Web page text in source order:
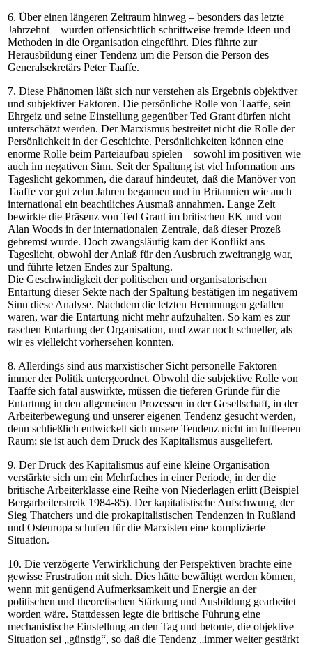
6. Über einen längeren Zeitraum hinweg – besonders das letzte
Jahrzehnt – wurden offensichtlich schrittweise fremde Ideen und
Methoden in die Organisation eingeführt. Dies führte zur
Herausbildung einer Tendenz um die Person die Person des
Generalsekretärs Peter Taaffe.
7. Diese Phänomen läßt sich nur verstehen als Ergebnis objektiver
und subjektiver Faktoren. Die persönliche Rolle von Taaffe, sein
Ehrgeiz und seine Einstellung gegenüber Ted Grant dürfen nicht
unterschätzt werden. Der Marxismus bestreitet nicht die Rolle der
Persönlichkeit in der Geschichte. Persönlichkeiten können eine
enorme Rolle beim Parteiaufbau spielen – sowohl im positiven wie
auch im negativen Sinn. Seit der Spaltung ist viel Information ans
Tageslicht gekommen, die darauf hindeutet, daß die Manöver von
Taaffe vor gut zehn Jahren begannen und in Britannien wie auch
international ein beachtliches Ausmaß annahmen. Lange Zeit
bewirkte die Präsenz von Ted Grant im britischen EK und von
Alan Woods in der internationalen Zentrale, daß dieser Prozeß
gebremst wurde. Doch zwangsläufig kam der Konflikt ans
Tageslicht, obwohl der Anlaß für den Ausbruch zweitrangig war,
und führte letzen Endes zur Spaltung.
Die Geschwindigkeit der politischen und organisatorischen
Entartung dieser Sekte nach der Spaltung bestätigen im negativem
Sinn diese Analyse. Nachdem die letzten Hemmungen gefallen
waren, war die Entartung nicht mehr aufzuhalten. So kam es zur
raschen Entartung der Organisation, und zwar noch schneller, als
wir es vielleicht vorhersehen konnten.
8. Allerdings sind aus marxistischer Sicht personelle Faktoren
immer der Politik untergeordnet. Obwohl die subjektive Rolle von
Taaffe sich fatal auswirkte, müssen die tieferen Gründe für die
Entartung in den allgemeinen Prozessen in der Gesellschaft, in der
Arbeiterbewegung und unserer eigenen Tendenz gesucht werden,
denn schließlich entwickelt sich unsere Tendenz nicht im luftleeren
Raum; sie ist auch dem Druck des Kapitalismus ausgeliefert.
9. Der Druck des Kapitalismus auf eine kleine Organisation
verstärkte sich um ein Mehrfaches in einer Periode, in der die
britische Arbeiterklasse eine Reihe von Niederlagen erlitt (Beispiel
Bergarbeiterstreik 1984-85). Der kapitalistische Aufschwung, der
Sieg Thatchers und die prokapitalistischen Tendenzen in Rußland
und Osteuropa schufen für die Marxisten eine komplizierte
Situation.
10. Die verzögerte Verwirklichung der Perspektiven brachte eine
gewisse Frustration mit sich. Dies hätte bewältigt werden können,
wenn mit genügend Aufmerksamkeit und Energie an der
politischen und theoretischen Stärkung und Ausbildung gearbeitet
worden wäre. Stattdessen legte die britische Führung eine
mechanistische Einstellung an den Tag und betonte, die objektive
Situation sei „günstig“, so daß die Tendenz „immer weiter gestärkt